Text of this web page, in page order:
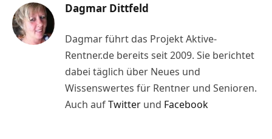
Dagmar Dittfeld
Dagmar führt das Projekt Aktive-
Rentner.de bereits seit 2009. Sie berichtet
dabei täglich über Neues und
Wissenswertes für Rentner und Senioren.
Auch aufTwitter und Facebook